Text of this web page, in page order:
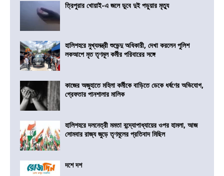
ত্রিপুরার খোয়াই-এ জলে ডুবে দুই পড়ুয়ার মৃত্যু
হালিশহরে মুখ্যমন্ত্রী শুভেন্দু অধিকারী, দেখা করলেন পুলিশ
লকআপে মৃত তৃণমূল কর্মীর পরিবারের সঙ্গে
কাজের অজুহাতে মহিলা কর্মীকে বাড়িতে ডেকে ধর্ষণের অভিযোগ,
গ্রেফতার পানশালার মালিক
হালিশহরে দলনেত্রী মমতা বন্দ্যোপাধ্যায়ের ওপর হামলা, আজ
সোমবার রাজ্য জুড়ে তৃণমূলের প্রতিবাদ মিছিল
দশে দশ